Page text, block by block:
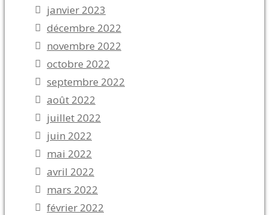
janvier 2023
décembre 2022
novembre 2022
octobre 2022
septembre 2022
août 2022
juillet 2022
juin 2022
mai 2022
avril 2022
mars 2022
février 2022